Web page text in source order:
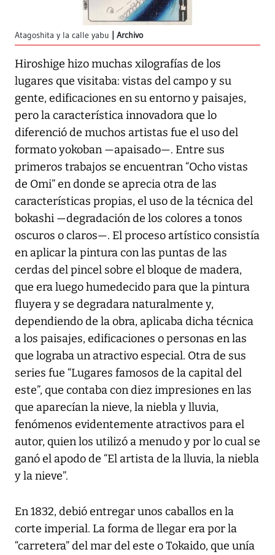
Atagoshita y la calle yabu Archivo
Hiroshige hizo muchas xilografías de los
lugares que visitaba: vistas del campo y su
gente, edificaciones en su entorno y paisajes,
pero la característica innovadora que lo
diferenció de muchos artistas fue el uso del
formato yokoban —apaisado—. Entre sus
primeros trabajos se encuentran “Ocho vistas
de Omi” en donde se aprecia otra de las
características propias, el uso de la técnica del
bokashi —degradación de los colores a tonos
oscuros o claros—. El proceso artístico consistía
en aplicar la pintura con las puntas de las
cerdas del pincel sobre el bloque de madera,
que era luego humedecido para que la pintura
fluyera y se degradara naturalmente y,
dependiendo de la obra, aplicaba dicha técnica
a los paisajes, edificaciones o personas en las
que lograba un atractivo especial. Otra de sus
series fue “Lugares famosos de la capital del
este”, que contaba con diez impresiones en las
que aparecían la nieve, la niebla y lluvia,
fenómenos evidentemente atractivos para el
autor, quien los utilizó a menudo y por lo cual se
ganó el apodo de “El artista de la lluvia, la niebla
y la nieve”.
En 1832, debió entregar unos caballos en la
corte imperial. La forma de llegar era por la
“carretera” del mar del este o Tokaido, que unía